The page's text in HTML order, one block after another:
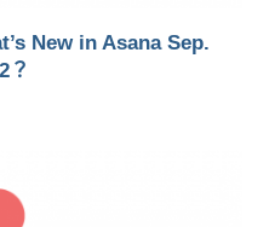
New in Asana Sep.
？